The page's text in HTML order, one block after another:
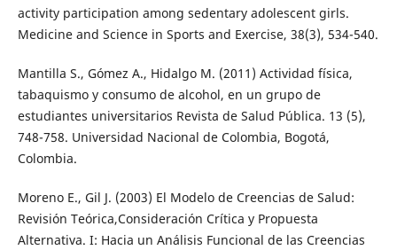
activity participation among sedentary adolescent girls.
Medicine and Science in Sports and Exercise, 38(3), 534-540.
Mantilla S., Gómez A., Hidalgo M. (2011) Actividad física,
tabaquismo y consumo de alcohol, en un grupo de
estudiantes universitarios Revista de Salud Pública. 13 (5),
748-758. Universidad Nacional de Colombia, Bogotá,
Colombia.
Moreno E., Gil J. (2003) El Modelo de Creencias de Salud:
Revisión Teórica,Consideración Crítica y Propuesta
Alternativa. I: Hacia un Análisis Funcional de las Creencias